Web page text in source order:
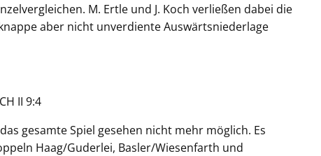
M. Ertle und J. Koch verließen dabei die
aber nicht unverdiente Auswärtsniederlage
II 9:4
gesamte Spiel gesehen nicht mehr möglich. Es
Haag/Guderlei, Basler/Wiesenfarth und